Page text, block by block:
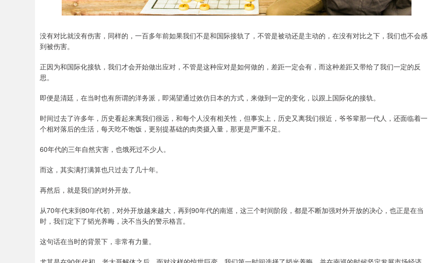
没有对比就没有伤害，同样的，一百多年前如果我们不是和国际接轨了，不管是被动还是主动的，在没有对比之下，我们也不会感
到被伤害。
正因为和国际化接轨，我们才会开始做出应对，不管是这种应对是如何做的，差距一定会有，而这种差距又带给了我们一定的反
思。
即便是清廷，在当时也有所谓的洋务派，即渴望通过效仿日本的方式，来做到一定的变化，以跟上国际化的接轨。
时间过去了许多年，历史看起来离我们很远，和每个人没有相关性，但事实上，历史又离我们很近，爷爷辈那一代人，还面临着一
个相对落后的生活，每天吃不饱饭，更别提基础的肉类摄入量，那更是严重不足。
60年代的三年自然灾害，也饿死过不少人。
而这，其实满打满算也只过去了几十年。
再然后，就是我们的对外开放。
从70年代末到80年代初，对外开放越来越大，再到90年代的南巡，这三个时间阶段，都是不断加强对外开放的决心，也正是在当
时，我们定下了韬光养晦，决不当头的警示格言。
这句话在当时的背景下，非常有力量。